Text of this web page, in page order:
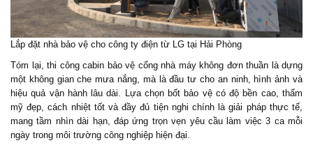
Lắp đặt nhà bảo vệ cho công ty điện từ LG tại Hải Phòng
Tóm lại, thi công cabin bảo vệ cổng nhà máy không đơn thuần là dựng
một không gian che mưa nắng, mà là đầu tư cho an ninh, hình ảnh và
hiệu quả vận hành lâu dài. Lựa chọn bốt bảo vệ có độ bền cao, thẩm
mỹ đẹp, cách nhiệt tốt và đầy đủ tiện nghi chính là giải pháp thực tế,
mang tầm nhìn dài hạn, đáp ứng trọn vẹn yêu cầu làm việc 3 ca mỗi
ngày trong môi trường công nghiệp hiện đại.